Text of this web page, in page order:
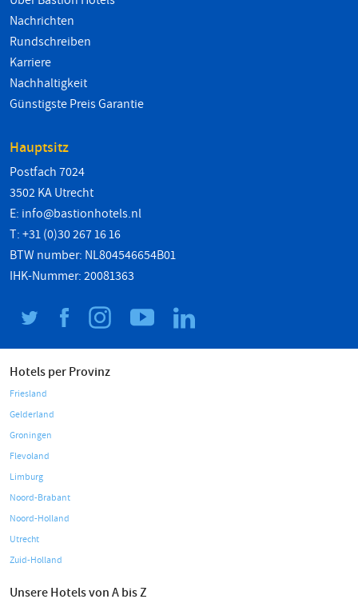
Nachrichten
Rundschreiben
Karriere
Nachhaltigkeit
Günstigste Preis Garantie
Hauptsitz
Postfach 7024
3502 KA Utrecht
E: info@bastionhotels.nl
T: +31 (0)30 267 16 16
BTW number: NL804546654B01
IHK-Nummer: 20081363
Hotels per Provinz
Friesland
Gelderland
Groningen
Flevoland
Limburg
Noord-Brabant
Noord-Holland
Utrecht
Zuid-Holland
Unsere Hotels von A bis Z